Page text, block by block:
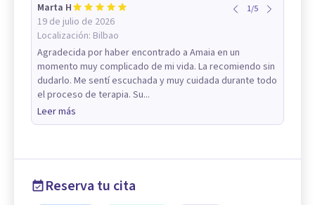
Marta H
19 de julio de 2026
Localización: Bilbao
1/5
Agradecida por haber encontrado a Amaia en un
momento muy complicado de mi vida. La recomiendo sin
dudarlo. Me sentí escuchada y muy cuidada durante todo
el proceso de terapia. Su...
Leer más
Reserva tu cita